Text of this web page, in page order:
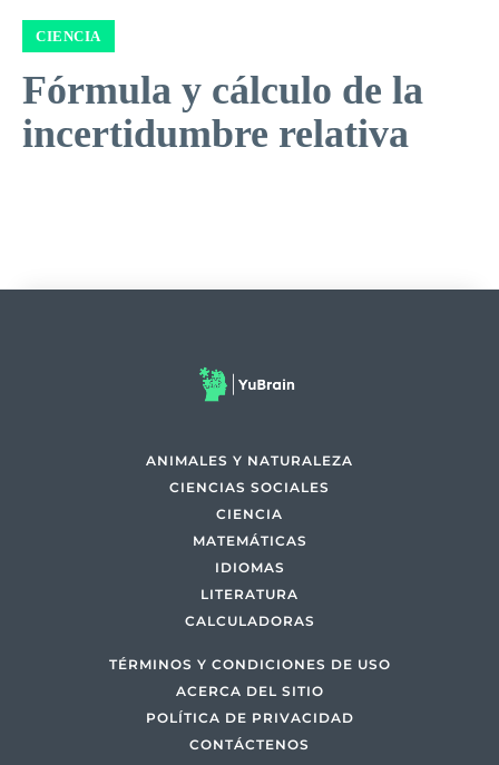
CIENCIA
Fórmula y cálculo de la
incertidumbre relativa
ANIMALES Y NATURALEZA
CIENCIAS SOCIALES
CIENCIA
MATEMÁTICAS
IDIOMAS
LITERATURA
CALCULADORAS
TÉRMINOS Y CONDICIONES DE USO
ACERCA DEL SITIO
POLÍTICA DE PRIVACIDAD
CONTÁCTENOS